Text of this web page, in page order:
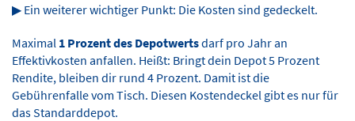
▶ Ein weiterer wichtiger Punkt: Die Kosten sind gedeckelt.
Maximal 1 Prozent des Depotwertsdarf pro Jahr an
Effektivkosten anfallen. Heißt: Bringt dein Depot 5 Prozent
Rendite, bleiben dir rund 4 Prozent. Damit ist die
Gebührenfalle vom Tisch. Diesen Kostendeckel gibt es nur für
das Standarddepot.